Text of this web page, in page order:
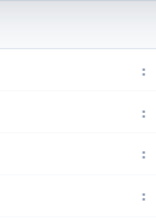
:
:
:
: